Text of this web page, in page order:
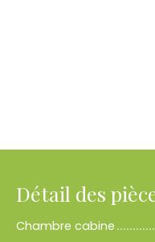
Détail des
Chambre cabine